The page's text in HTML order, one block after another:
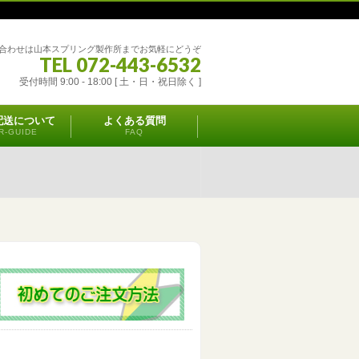
わせは山本スプリング製作所までお気軽にどうぞ
TEL 072-443-6532
受付時間 9:00 - 18:00 [ 土・日・祝日除く ]
について
GUIDE
よくある質問
FAQ